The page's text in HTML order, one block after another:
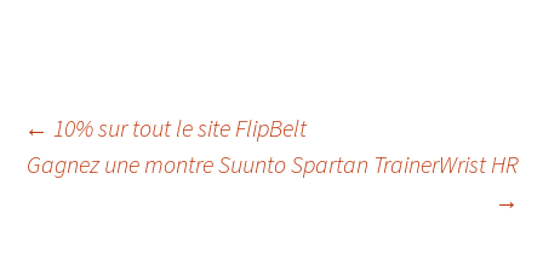
Navigation
← 10% sur tout le site FlipBelt
Gagnez une montre Suunto Spartan TrainerWrist HR
→